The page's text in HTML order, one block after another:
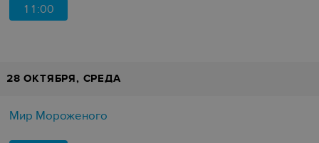
11:00
28 ОКТЯБРЯ, СРЕДА
Мир Мороженого